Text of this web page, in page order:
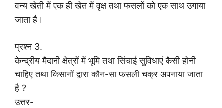
वन्य खेती में एक ही खेत में वृक्ष तथा फसलों को एक साथ उगाया
जाता है।
प्रश्न 3.
केन्द्रीय मैदानी क्षेत्रों में भूमि तथा सिंचाई सुविधाएं कैसी होनी
चाहिए तथा किसानों द्वारा कौन-सा फसली चक्र अपनाया जाता
है ?
उत्तर-